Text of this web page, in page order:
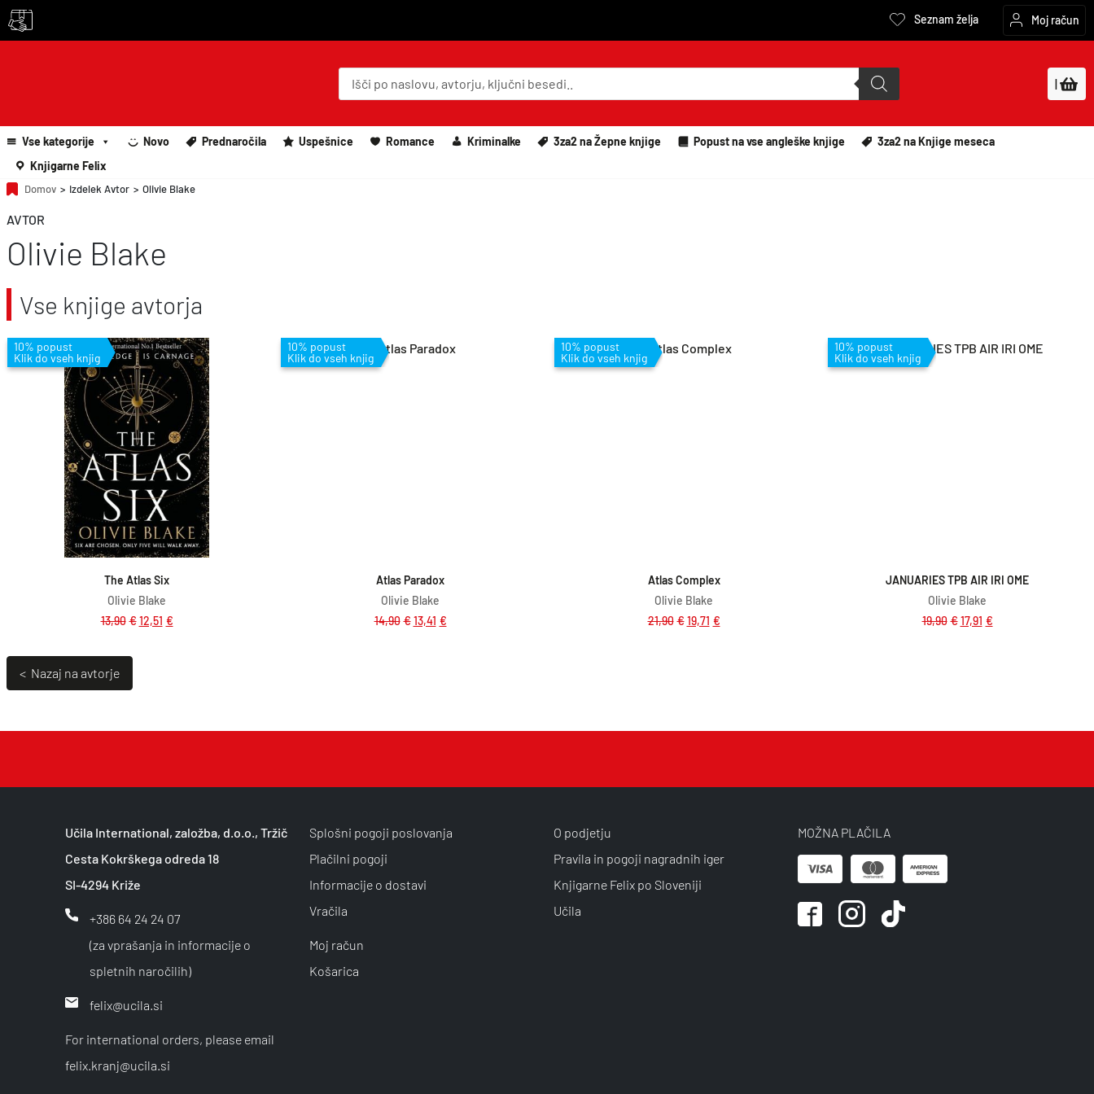
Seznam želja Moj račun
P
o
u
c
t
|
Vse kategorije Novo Prednaročila Uspešnice Romance Kriminalke 3za2 na Žepne knjige Popust na vse angleške knjige
3za2 na Knjige meseca
Knjigarne Felix
Domov > Izdelek Avtor > Olivie Blake
AVTOR
Olivie Blake
Vse knjige avtorja
10% popust
Klik do vseh knjig
The Atlas Six
Olivie Blake
13,90 € 12,51 €
Dodaj v košarico
10% popust
Klik do vseh knjig
Atlas Paradox
Olivie Blake
14,90 € 13,41 €
10% popust
Klik do vseh knjig
Atlas Complex
Olivie Blake
21,90 € 19,71 €
10% popust
Klik do vseh knjig
JANUARIES TPB AIR IRI OME
Olivie Blake
19,90 € 17,91 €
< Nazaj na avtorje
Učila International, založba, d.o.o., Tržič
Cesta Kokrškega odreda 18
SI-4294 Križe
+386 64 24 24 07
(za vprašanja in informacije o
spletnih naročilih)
felix@ucila.si
For international orders, please email
felix.kranj@ucila.si
Splošni pogoji poslovanja
Plačilni pogoji
Informacije o dostavi
Vračila
Moj račun
Košarica
O podjetju
Pravila in pogoji nagradnih iger
Knjigarne Felix po Sloveniji
Učila
MOŽNA PLAČILA